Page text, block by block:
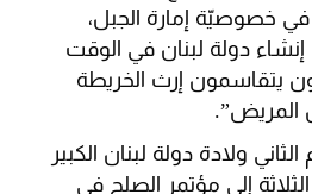
خصوصيّة إمارة الجبل،
دولة لبنان في الوقت
يتقاسمون إرث الخريطة
المريض”.
ولادة دولة لبنان الكبير
إلى مؤتمر الصلح في